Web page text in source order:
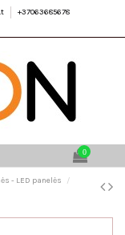
+37063685678
0
- LED panelės